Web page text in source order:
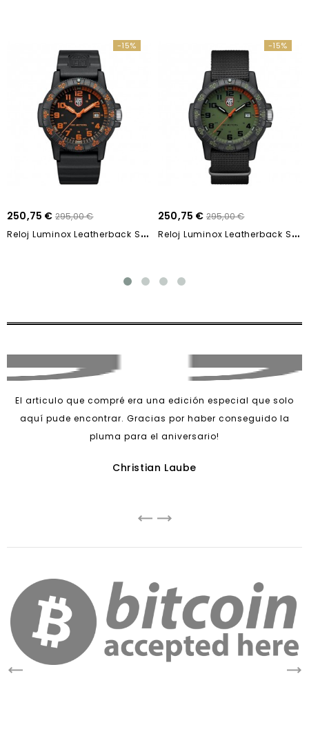
-15%
250,75 € 295,00 €
R
Eloj Luminox Leatherback Sea Turtle Giant...
-15%
250,75 € 295,00 €
R
Eloj Luminox Leatherback Sea Turtle Giant...
El articulo que compré era una edición especial que solo
aquí pude encontrar. Gracias por haber conseguido la
pluma para el aniversario!
Christian Laube